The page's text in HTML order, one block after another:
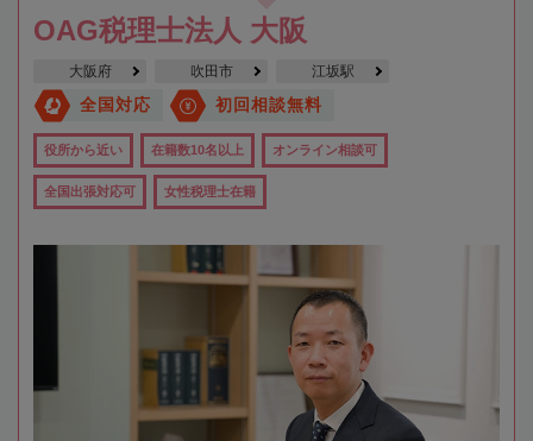
OAG税理士法人 大阪
大阪府 吹田市 江坂駅
全国対応 初回相談無料
役所から近い 在籍数10名以上 オンライン相談可
全国出張対応可 女性税理士在籍